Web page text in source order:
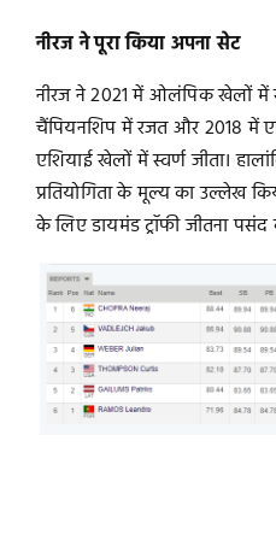
नीरज ने पूरा किया अपना सेट
नीरज ने 2021 में ओलंपिक खेलों में
चैंपियनशिप में रजत और 2018 में
एशियाई खेलों में स्वर्ण जीता।
प्रतियोगिता के मूल्य का उल्लेख
के लिए डायमंड ट्रॉफी जीतना पसंद